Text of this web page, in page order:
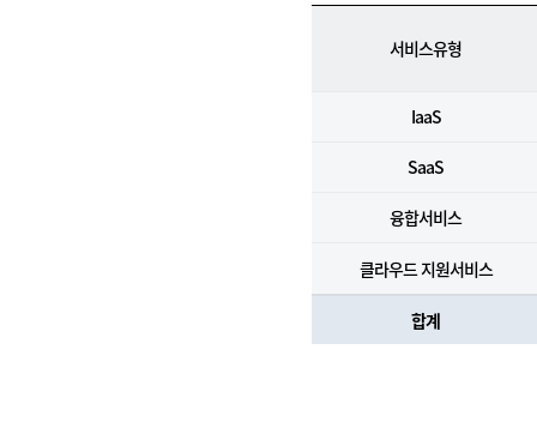
서비스유형
IaaS
SaaS
융합서비스
클라우드 지원서비스
합계